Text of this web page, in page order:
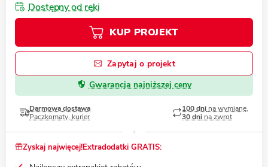
Dostępny od ręki
KUP PROJEKT
Zapytaj o projekt
Gwarancja najniższej ceny
Darmowa dostawa
Paczkomaty, kurier
100 dni na wymianę,
30 dni na zwrot
Zyskaj najwięcej!Extradodatki GRATIS: